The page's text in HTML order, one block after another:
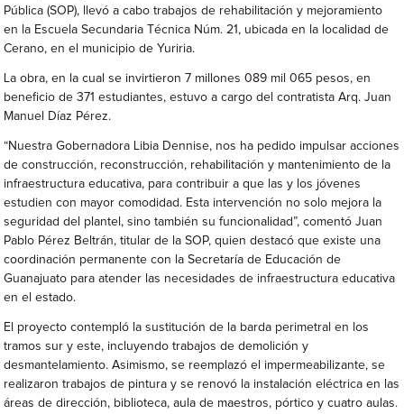
Pública (SOP), llevó a cabo trabajos de rehabilitación y mejoramiento
en la Escuela Secundaria Técnica Núm. 21, ubicada en la localidad de
Cerano, en el municipio de Yuriria.
La obra, en la cual se invirtieron 7 millones 089 mil 065 pesos, en
beneficio de 371 estudiantes, estuvo a cargo del contratista Arq. Juan
Manuel Díaz Pérez.
“Nuestra Gobernadora Libia Dennise, nos ha pedido impulsar acciones
de construcción, reconstrucción, rehabilitación y mantenimiento de la
infraestructura educativa, para contribuir a que las y los jóvenes
estudien con mayor comodidad. Esta intervención no solo mejora la
seguridad del plantel, sino también su funcionalidad”, comentó Juan
Pablo Pérez Beltrán, titular de la SOP, quien destacó que existe una
coordinación permanente con la Secretaría de Educación de
Guanajuato para atender las necesidades de infraestructura educativa
en el estado.
El proyecto contempló la sustitución de la barda perimetral en los
tramos sur y este, incluyendo trabajos de demolición y
desmantelamiento. Asimismo, se reemplazó el impermeabilizante, se
realizaron trabajos de pintura y se renovó la instalación eléctrica en las
áreas de dirección, biblioteca, aula de maestros, pórtico y cuatro aulas.